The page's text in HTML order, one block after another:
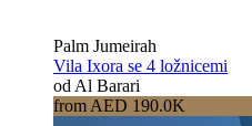
Palm Jumeirah
Vila Ixora se 4 ložnicemi
od Al Barari
from AED 190.0K